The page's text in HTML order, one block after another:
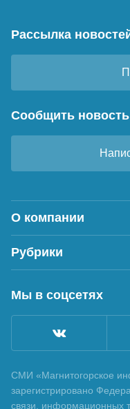
Рассылка
Сообщить новость
О компании
Рубрики
Мы в соцсетях
СМИ «Магнитогорское
зарегистрировано
связи, информационных